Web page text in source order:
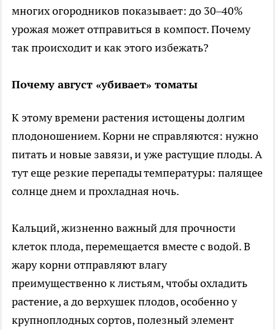
многих огородников показывает: до 30–40%
урожая может отправиться в компост. Почему
так происходит и как этого избежать?
Почему август «убивает» томаты
К этому времени растения истощены долгим
плодоношением. Корни не справляются: нужно
питать и новые завязи, и уже растущие плоды. А
тут еще резкие перепады температуры: палящее
солнце днем и прохладная ночь.
Кальций, жизненно важный для прочности
клеток плода, перемещается вместе с водой. В
жару корни отправляют влагу
преимущественно к листьям, чтобы охладить
растение, а до верхушек плодов, особенно у
крупноплодных сортов, полезный элемент